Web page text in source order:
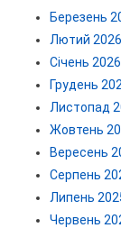
Березень
Лютий 2026
Січень 2026
Грудень
Листопад
Жовтень
Вересень
Серпень
Липень
Червень